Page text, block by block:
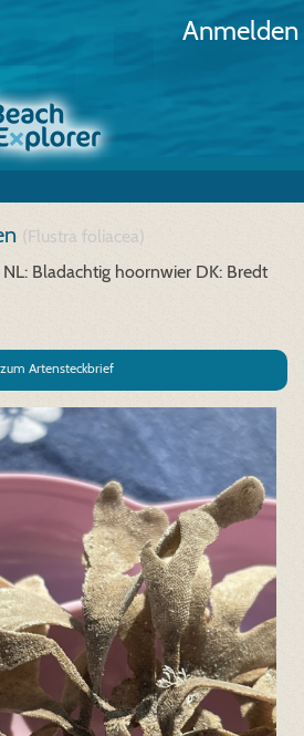
Anmelden
(Flustra foliacea)
NL: Bladachtig hoornwier DK: Bredt
zum Artensteckbrief